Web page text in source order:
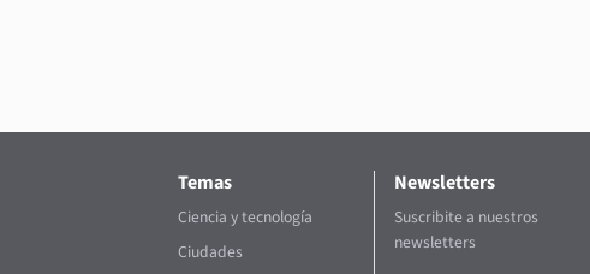
Temas
Ciencia y tecnología
Ciudades
Newsletters
Suscribite a nuestros
newsletters